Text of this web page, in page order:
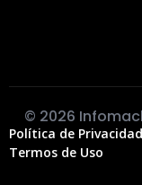
© 2026
Política de
Termos de Uso